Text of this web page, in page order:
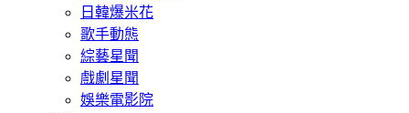
日韓爆米花
歌手動態
綜藝星聞
戲劇星聞
娛樂電影院